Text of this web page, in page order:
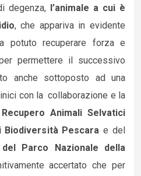
degenza, l’animale a cui è
, che appariva in evidente
potuto recuperare forza e
permettere il successivo
anche sottoposto ad una
con la collaborazione e la
Animali Selvatici
Biodiversità Pescarae del
Parco Nazionale della
accertato che per